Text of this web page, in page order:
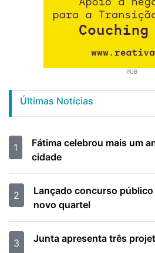
PUB
Últimas Notícias
1
Fátima celebrou mais um
cidade
2
Lançado concurso
novo quartel
3 Junta apresenta três